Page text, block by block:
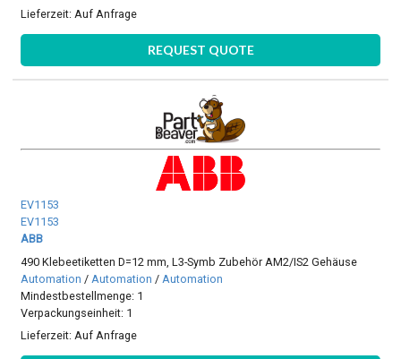
Lieferzeit: Auf Anfrage
REQUEST QUOTE
EV1153
EV1153
ABB
490 Klebeetiketten D=12 mm, L3-Symb Zubehör AM2/IS2 Gehäuse
Automation / Automation / Automation
Mindestbestellmenge: 1
Verpackungseinheit: 1
Lieferzeit: Auf Anfrage